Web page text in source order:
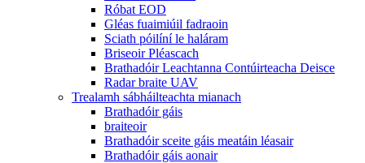
Róbat EOD
Gléas fuaimiúil fadraoin
Sciath póilíní le haláram
Briseoir Pléascach
Brathadóir Leachtanna Contúirteacha Deisce
Radar braite UAV
Trealamh sábháilteachta mianach
Brathadóir gáis
braiteoir
Brathadóir sceite gáis meatáin léasair
Brathadóir gáis aonair